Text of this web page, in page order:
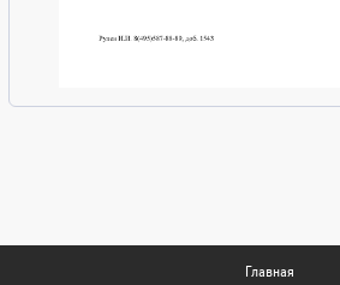
Главная